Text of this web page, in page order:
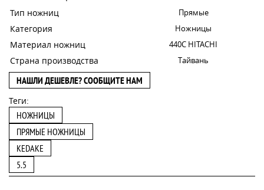
Тип ножниц Прямые
Категория Ножницы
Материал ножниц 440С HITACHI
Страна производства Тайвань
НАШЛИ ДЕШЕВЛЕ? СООБЩИТЕ НАМ
Теги:
НОЖНИЦЫ
ПРЯМЫЕ НОЖНИЦЫ
KEDAKE
5.5